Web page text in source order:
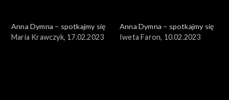
Anna Dymna – spotkajmy się
Maria Krawczyk, 17.02.2023
Anna Dymna – spotkajmy się
Iweta Faron, 10.02.2023